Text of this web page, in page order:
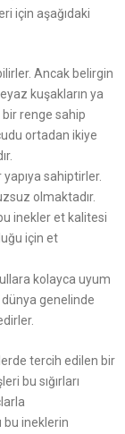
için aşağıdaki
Ancak belirgin
kuşakların ya
bir renge sahip
ortadan ikiye
sahiptirler.
olmaktadır.
inekler et kalitesi
için et
kolayca uyum
dünya genelinde
tercih edilen bir
bu sığırları
bu ineklerin